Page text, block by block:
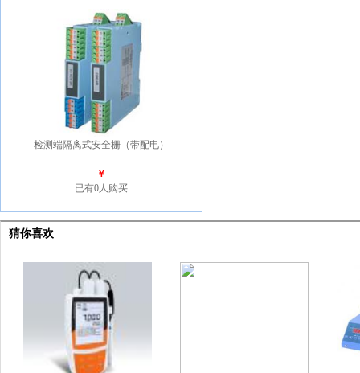
检测端隔离式安全栅（带配电）
￥
已有0人购买
猜你喜欢